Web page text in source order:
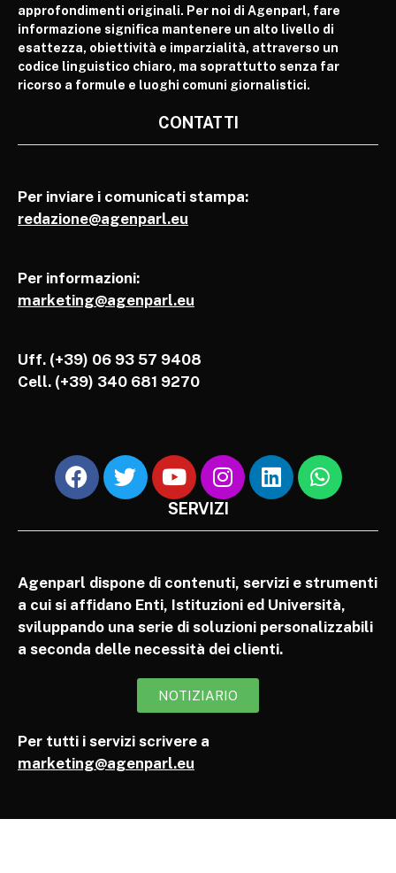
approfondimenti originali. Per noi di Agenparl, fare
informazione significa mantenere un alto livello di
esattezza, obiettività e imparzialità, attraverso un
codice linguistico chiaro, ma soprattutto senza far
ricorso a formule e luoghi comuni giornalistici.
CONTATTI
Per inviare i comunicati stampa:
redazione@agenparl.eu
Per informazioni:
marketing@agenparl.eu
Uff. (+39) 06 93 57 9408
Cell. (+39) 340 681 9270
SERVIZI
Agenparl dispone di contenuti, servizi e strumenti
a cui si affidano Enti, Istituzioni ed Università,
sviluppando una serie di soluzioni personalizzabili
a seconda delle necessità dei clienti.
NOTIZIARIO
Per tutti i servizi scrivere a
marketing@agenparl.eu